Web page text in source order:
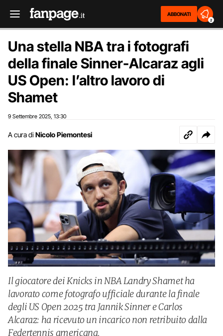
ABBONATI
2
Una stella NBA tra i fotografi
della finale Sinner-Alcaraz agli
US Open: l’altro lavoro di
Shamet
9 Settembre 2025 13:30
A cura di Nicolo Piemontesi
Il giocatore dei Knicks in NBA Landry Shamet ha
lavorato come fotografo ufficiale durante la finale
degli US Open 2025 tra Jannik Sinner e Carlos
Alcaraz: ha ricevuto un incarico non retribuito dalla
Federtennis americana.